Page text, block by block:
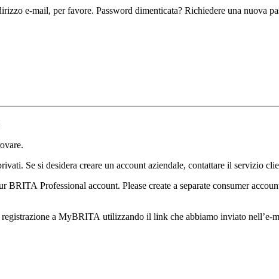
e-mail, per favore. Password dimenticata? Richiedere una nuova
Se si desidera creare un account aziendale, contattare il servizio
Professional account. Please create a separate consumer
registrazione a MyBRITA utilizzando il link che abbiamo inviato nell’e-